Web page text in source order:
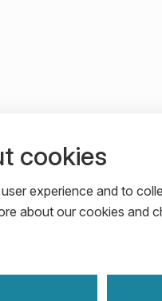
5
cookies
experience and to
about our cookies and